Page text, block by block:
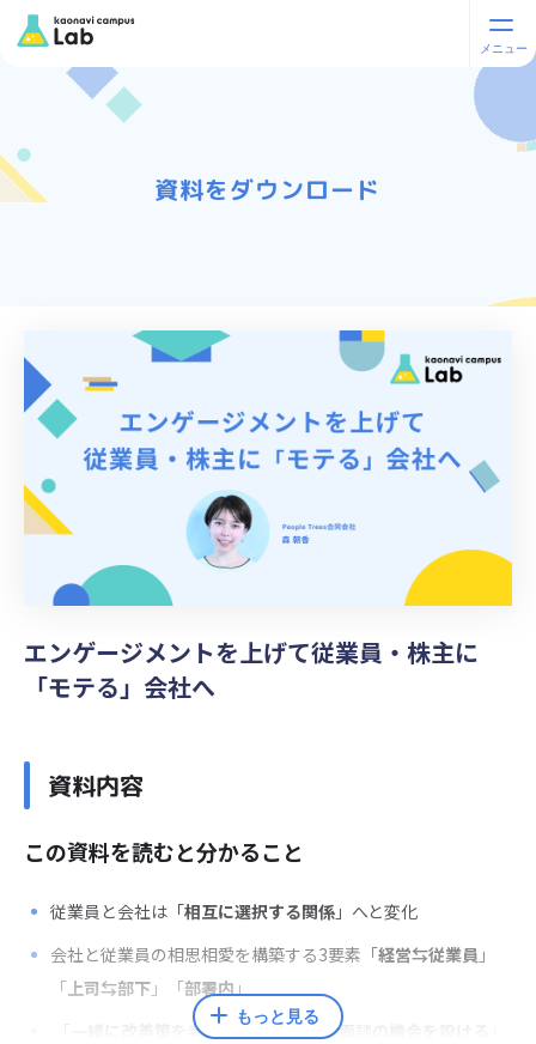
資料をダウンロード
エンゲージメントを上げて従業員・株主に
「モテる」会社へ
資料内容
この資料を読むと分かること
従業員と会社は「相互に選択する関係 」へと変化
会社と従業員の相思相愛を構築する3要素「経営⇆従業員 」
「上司⇆部下 」「部署内」
一緒に改善策を考える」「経営層と面談の機会を設ける
もっと見る